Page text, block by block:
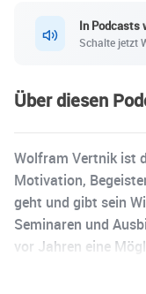
In Podcasts
Schalte jetzt
Über diesen
Wolfram Vertnik ist
Motivation,
geht und gibt sein
Seminaren und
vor Jahren eine